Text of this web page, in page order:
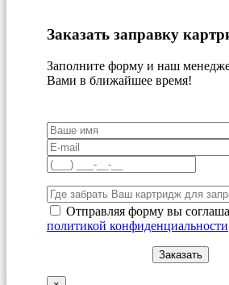
Заказать заправку
Заполните форму и наш
Вами в ближайшее время!
Отправляя форму вы
политикой конфиденциальности